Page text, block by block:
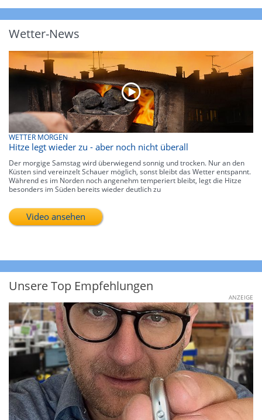
Wetter-News
WETTER MORGEN
Hitze legt wieder zu - aber noch nicht überall
Der morgige Samstag wird überwiegend sonnig und trocken. Nur an den
Küsten sind vereinzelt Schauer möglich, sonst bleibt das Wetter entspannt.
Während es im Norden noch angenehm temperiert bleibt, legt die Hitze
besonders im Süden bereits wieder deutlich zu
Video ansehen
Unsere Top Empfehlungen
ANZEIGE